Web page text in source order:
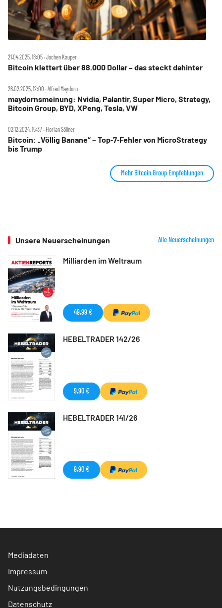
21.04.2025, 18:05 ‧ Jochen Kauper
Bitcoin klettert über 88.000 Dollar – das steckt dahinter
26.02.2025, 12:00 ‧ Alfred Maydorn
maydornsmeinung: Nvidia, Palantir, Super Micro, Strategy,
Bitcoin Group, BYD, XPeng, Tesla, VW
02.12.2024, 15:37 ‧ Florian Söllner
Bitcoin: „Völlig Banane“ – Top‑7‑Fehler von MicroStrategy
bis Trump
Mehr Bitcoin Group Empfehlungen
Unsere Neuerscheinungen Alle Neuerscheinungen
Milliarden im Weltraum
49,99 €
HEBELTRADER 142/26
9,90 €
HEBELTRADER 141/26
9,90 €
Mediadaten
Impressum
Nutzungsbedingungen
Datenschutz